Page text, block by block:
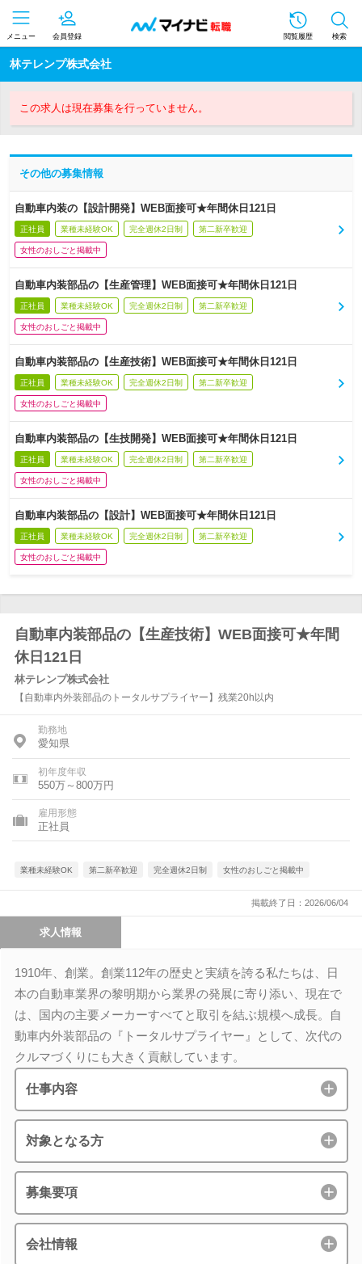
メニュー 会員登録 閲覧履歴 検索
林テレンプ株式会社
この求人は現在募集を行っていません。
その他の募集情報
自動車内装の【設計開発】WEB面接可★年間休日121日
正社員 業種未経験OK 完全週休2日制 第二新卒歓迎
女性のおしごと掲載中
自動車内装部品の【生産管理】WEB面接可★年間休日121日
正社員 業種未経験OK 完全週休2日制 第二新卒歓迎
女性のおしごと掲載中
自動車内装部品の【生産技術】WEB面接可★年間休日121日
正社員 業種未経験OK 完全週休2日制 第二新卒歓迎
女性のおしごと掲載中
自動車内装部品の【生技開発】WEB面接可★年間休日121日
正社員 業種未経験OK 完全週休2日制 第二新卒歓迎
女性のおしごと掲載中
自動車内装部品の【設計】WEB面接可★年間休日121日
正社員 業種未経験OK 完全週休2日制 第二新卒歓迎
女性のおしごと掲載中
自動車内装部品の【生産技術】WEB面接可★年間
休日121日
林テレンプ株式会社
【自動車内外装部品のトータルサプライヤー】残業20h以内
勤務地
愛知県
初年度年収
550万～800万円
雇用形態
正社員
業種未経験OK 第二新卒歓迎 完全週休2日制 女性のおしごと掲載中
掲載終了日：2026/06/04
求人情報
1910年、創業。創業112年の歴史と実績を誇る私たちは、日
本の自動車業界の黎明期から業界の発展に寄り添い、現在で
は、国内の主要メーカーすべてと取引を結ぶ規模へ成長。自
動車内外装部品の『トータルサプライヤー』として、次代の
クルマづくりにも大きく貢献しています。
仕事内容
対象となる方
募集要項
会社情報